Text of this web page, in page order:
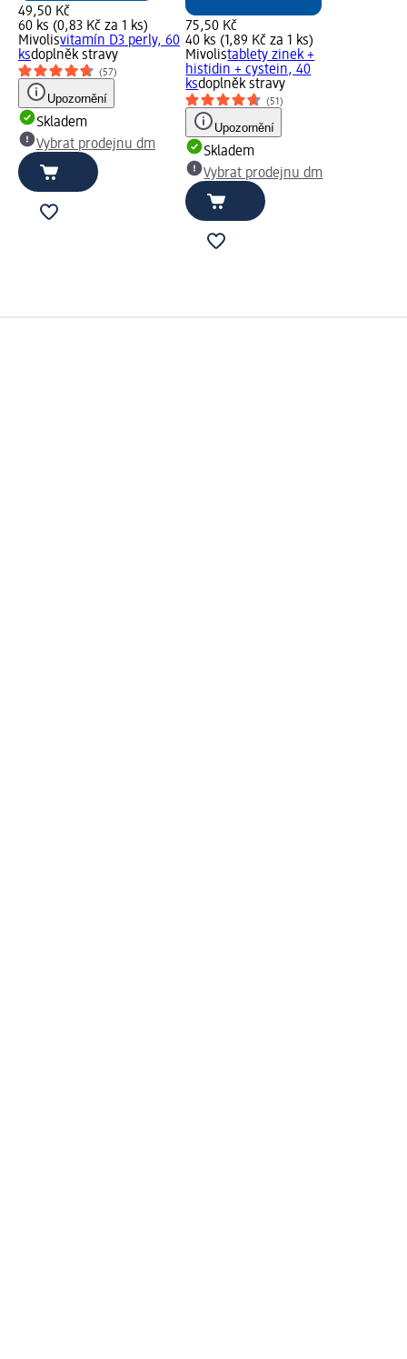
49,50 Kč
60 ks (0,83 Kč za 1 ks)
Mivolisvitamín D3 perly, 60
ksdoplněk stravy
(57)
Upozornění
Skladem
Vybrat prodejnu dm
75,50 Kč
40 ks (1,89 Kč za 1 ks)
Mivolistablety zinek +
histidin + cystein, 40
ksdoplněk stravy
(51)
Upozornění
Skladem
Vybrat prodejnu dm